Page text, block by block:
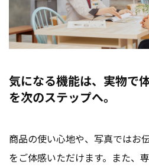
気になる機能は、実物で
を次のステップへ。
商品の使い心地や、写真ではお
をご体感いただけます。また、